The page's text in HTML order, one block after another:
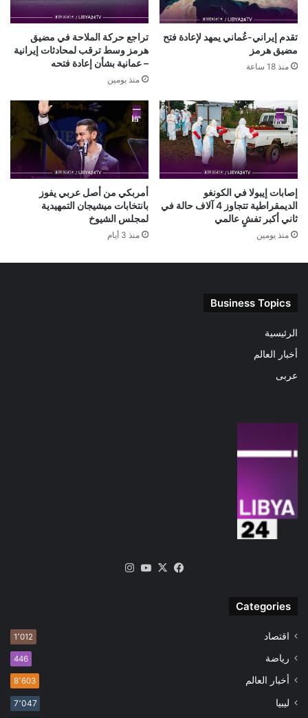
تقدم إيراني-عُماني يمهد لإعادة فتح
مضيق هرمز
منذ 18 ساعة
تراجع حركة الملاحة في مضيق
هرمز وسط ترقب لمحادثات إيرانية
– عمانية بشأن إعادة فتحه
منذ يومين
إصابات إيبولا في الكونغو
الديمقراطية تتجاوز 4 آلاف حالة في
ثاني أكبر تفشٍ عالمي
منذ يومين
أمربكي من أصل عربي يفوز
بانتخابات ميشيجان التمهيدية
لمجلس الشيوخ
منذ 3 أيام
Business Topics
الرئيسية
أخبار العالم
عربى
فيسبوك
‫X
‫YouTube
Categories
اقتصاد 1٬012
رياضة 446
أخبار العالم 8٬603
ليبيا 7٬047